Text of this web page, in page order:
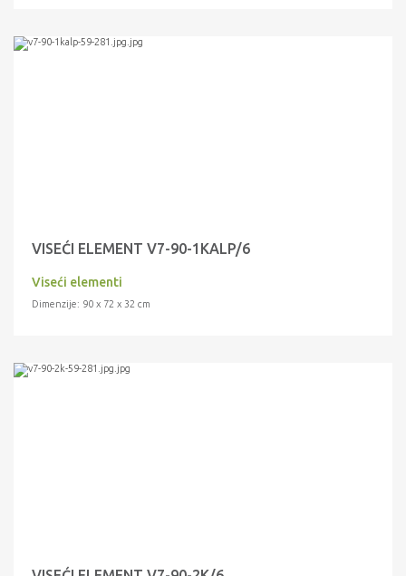
VISEĆI ELEMENT V7-90-1KALP/6
Viseći elementi
Dimenzije: 90 x 72 x 32 cm